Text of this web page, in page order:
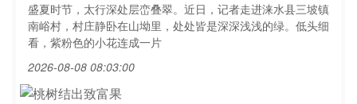
盛夏时节，太行深处层峦叠翠。近日，记者走进涞水县三坡镇
南峪村，村庄静卧在山坳里，处处皆是深深浅浅的绿。低头细
看，紫粉色的小花连成一片
2026-08-08 08:03:00